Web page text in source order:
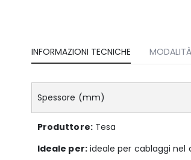
INFORMAZIONI TECNICHE
Spessore (mm)
Produttore:Tesa
Ideale per:ideale per cablaggi nel